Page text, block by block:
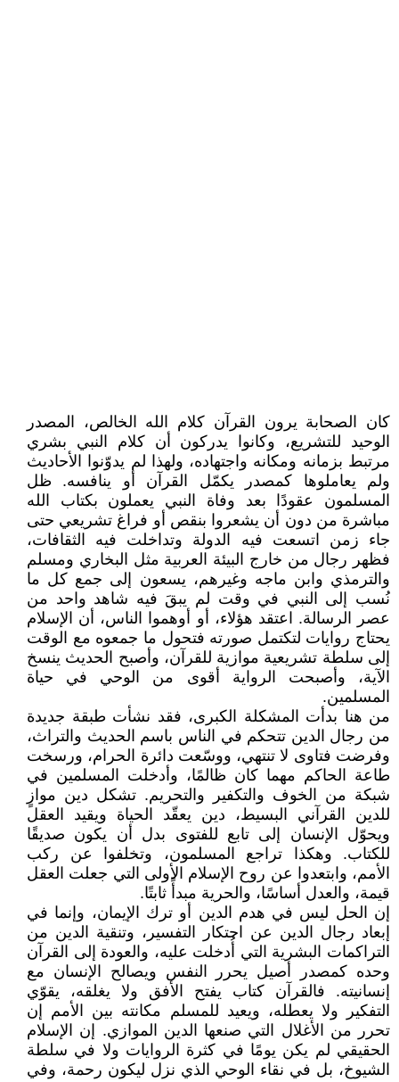
كان الصحابة يرون القرآن كلام الله الخالص، المصدر
الوحيد للتشريع، وكانوا يدركون أن كلام النبي بشري
مرتبط بزمانه ومكانه واجتهاده، ولهذا لم يدوّنوا الأحاديث
ولم يعاملوها كمصدر يكمّل القرآن أو ينافسه. ظل
المسلمون عقودًا بعد وفاة النبي يعملون بكتاب الله
مباشرة من دون أن يشعروا بنقص أو فراغ تشريعي حتى
جاء زمن اتسعت فيه الدولة وتداخلت فيه الثقافات،
فظهر رجال من خارج البيئة العربية مثل البخاري ومسلم
والترمذي وابن ماجه وغيرهم، يسعون إلى جمع كل ما
نُسب إلى النبي في وقت لم يبقَ فيه شاهد واحد من
عصر الرسالة. اعتقد هؤلاء، أو أوهموا الناس، أن الإسلام
يحتاج روايات لتكتمل صورته فتحول ما جمعوه مع الوقت
إلى سلطة تشريعية موازية للقرآن، وأصبح الحديث ينسخ
الآية، وأصبحت الرواية أقوى من الوحي في حياة
المسلمين.
من هنا بدأت المشكلة الكبرى، فقد نشأت طبقة جديدة
من رجال الدين تتحكم في الناس باسم الحديث والتراث،
وفرضت فتاوى لا تنتهي، ووسّعت دائرة الحرام، ورسخت
طاعة الحاكم مهما كان ظالمًا، وأدخلت المسلمين في
شبكة من الخوف والتكفير والتحريم. تشكل دين موازٍ
للدين القرآني البسيط، دين يعقّد الحياة ويقيد العقل
ويحوّل الإنسان إلى تابع للفتوى بدل أن يكون صديقًا
للكتاب. وهكذا تراجع المسلمون، وتخلفوا عن ركب
الأمم، وابتعدوا عن روح الإسلام الأولى التي جعلت العقل
قيمة، والعدل أساسًا، والحرية مبدأً ثابتًا.
إن الحل ليس في هدم الدين أو ترك الإيمان، وإنما في
إبعاد رجال الدين عن احتكار التفسير، وتنقية الدين من
التراكمات البشرية التي أُدخلت عليه، والعودة إلى القرآن
وحده كمصدر أصيل يحرر النفس ويصالح الإنسان مع
إنسانيته. فالقرآن كتاب يفتح الأفق ولا يغلقه، يقوّي
التفكير ولا يعطله، ويعيد للمسلم مكانته بين الأمم إن
تحرر من الأغلال التي صنعها الدين الموازي. إن الإسلام
الحقيقي لم يكن يومًا في كثرة الروايات ولا في سلطة
الشيوخ، بل في نقاء الوحي الذي نزل ليكون رحمة، وفي